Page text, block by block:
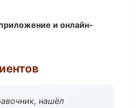
и онлайн-
нашёл